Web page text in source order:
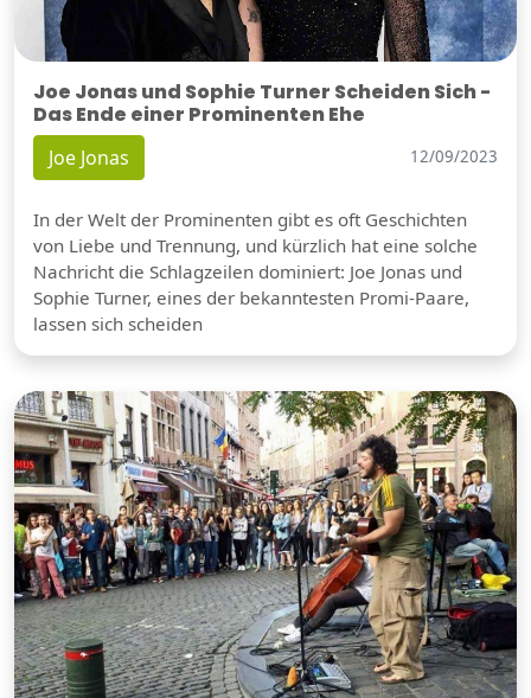
Joe Jonas und Sophie Turner Scheiden Sich -
Das Ende einer Prominenten Ehe
Joe Jonas 12/09/2023
In der Welt der Prominenten gibt es oft Geschichten
von Liebe und Trennung, und kürzlich hat eine solche
Nachricht die Schlagzeilen dominiert: Joe Jonas und
Sophie Turner, eines der bekanntesten Promi-Paare,
lassen sich scheiden